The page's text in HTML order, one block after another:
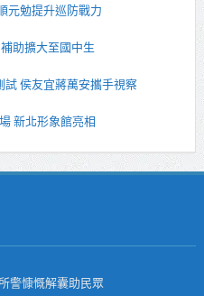
元勉提升巡防戰力
助擴大至國中生
侯友宜蔣萬安攜手視察
新北形象館亮相
警慷慨解囊助民眾